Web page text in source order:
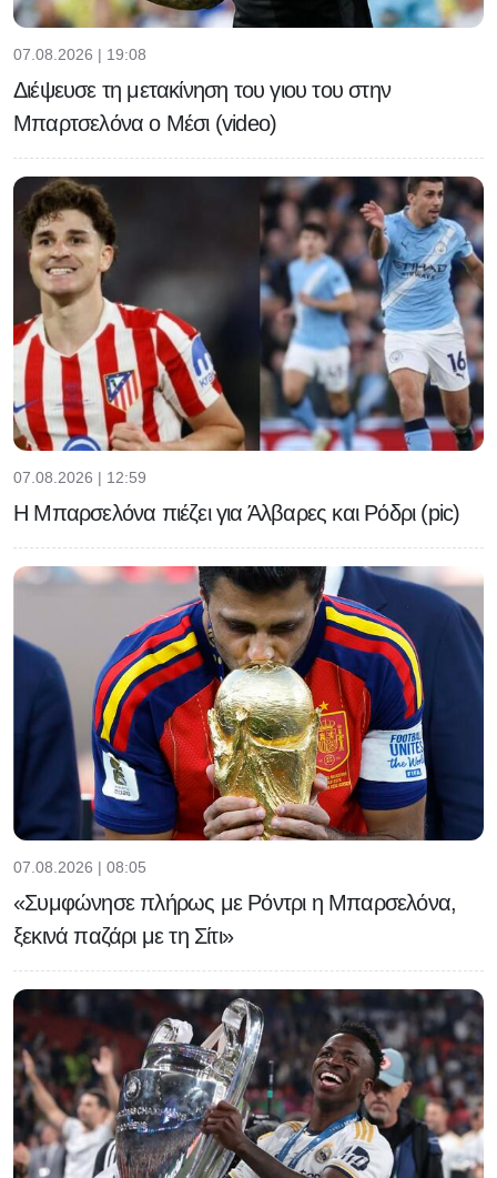
07.08.2026 | 19:08
Διέψευσε τη μετακίνηση του γιου του στην
Μπαρτσελόνα ο Μέσι (video)
07.08.2026 | 12:59
Η Μπαρσελόνα πιέζει για Άλβαρες και Ρόδρι (pic)
07.08.2026 | 08:05
«Συμφώνησε πλήρως με Ρόντρι η Μπαρσελόνα,
ξεκινά παζάρι με τη Σίτι»